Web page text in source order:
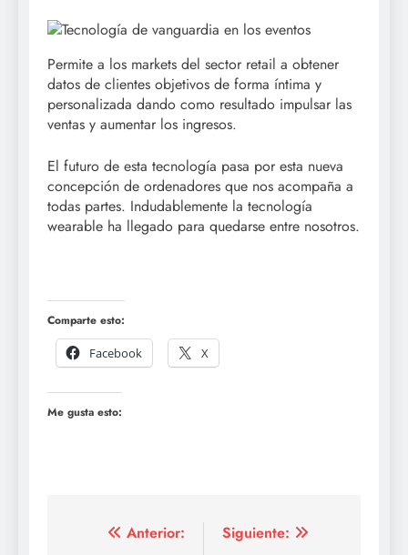
Permite a los markets del sector retail a obtener
datos de clientes objetivos de forma íntima y
personalizada dando como resultado impulsar las
ventas y aumentar los ingresos.
El futuro de esta tecnología pasa por esta nueva
concepción de ordenadores que nos acompaña a
todas partes. Indudablemente la tecnología
wearable ha llegado para quedarse entre nosotros.
Comparte esto:
Facebook
X
Me gusta esto:
Navegación
Anterior:
Siguiente: